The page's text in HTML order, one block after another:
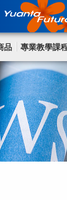
品 專業教學課